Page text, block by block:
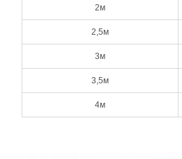
2м
2,5м
3м
3,5м
4м